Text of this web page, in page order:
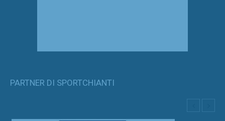
PARTNER DI SPORTCHIANTI